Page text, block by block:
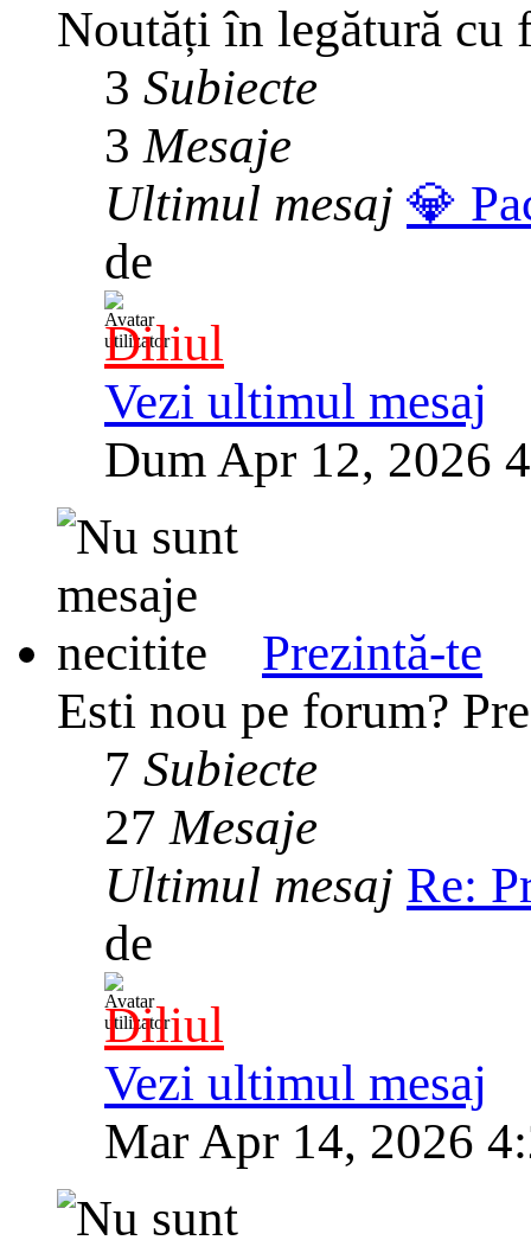
Noutăți în legătură cu
3 Subiecte
3Mesaje
Ultimul mesaj 💎
de
Diliul
Vezi ultimul mesaj
Dum Apr 12, 2026
Prezintă-te
Esti nou pe forum?
7 Subiecte
27Mesaje
Ultimul mesaj Re:
de
Diliul
Vezi ultimul mesaj
Mar Apr 14, 2026